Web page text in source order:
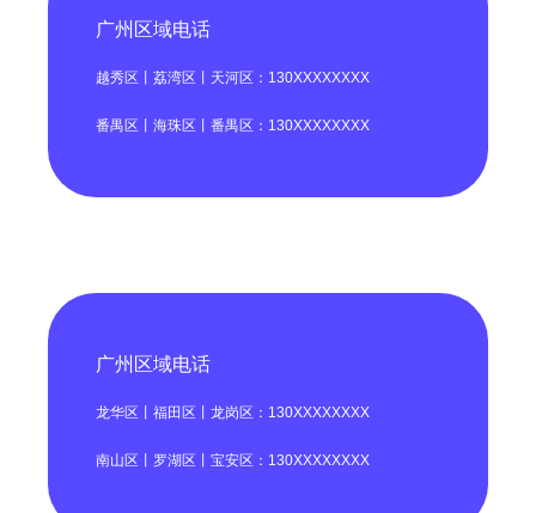
广州区域电话
越秀区丨荔湾区丨天河区：130XXXXXXXX
番禺区丨海珠区丨番禺区：130XXXXXXXX
广州区域电话
龙华区丨福田区丨龙岗区：130XXXXXXXX
南山区丨罗湖区丨宝安区：130XXXXXXXX